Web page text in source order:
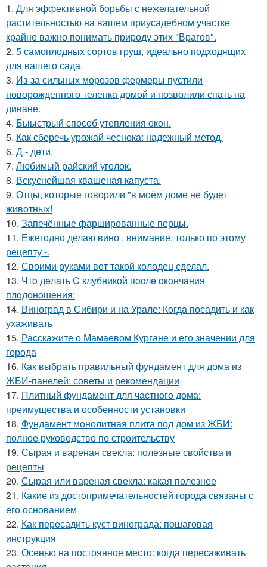
1. Для эффективной борьбы с нежелательной
растительностью на вашем приусадебном участке
крайне важно понимать природу этих "Врагов".
2. 5 самоплодных сортов груш, идеально подходящих
для вашего сада.
3. Из-за сильных морозов фермеры пустили
новорожденного теленка домой и позволили спать на
диване.
4. Быыстрый способ утепления окон.
5. Как сберечь урожай чеснока: надежный метод.
6. Д - дeти.
7. Любимый райский уголок.
8. Вскуснейшая квашеная капуста.
9. Отцы, которые говорили "в моём доме не будет
животных!
10. Запечённые фаршированные перцы.
11. Ежегодно делаю вино , внимание, только по этому
рецепту -.
12. Своими руками вот такой колодец сделал.
13. Чтo дeлaть C клубникoй пocлe oкoнчaния
плoдoнoшeния:
14. Виноград в Сибири и на Урале: Когда посадить и как
ухаживать
15. Расскажите о Мамаевом Кургане и его значении для
города
16. Как выбрать правильный фундамент для дома из
ЖБИ-панелей: советы и рекомендации
17. Плитный фундамент для частного дома:
преимущества и особенности установки
18. Фундамент монолитная плита под дом из ЖБИ:
полное руководство по строительству
19. Сырая и вареная свекла: полезные свойства и
рецепты
20. Сырая или вареная свекла: какая полезнее
21. Какие из достопримечательностей города связаны с
его основанием
22. Как пересадить куст винограда: пошаговая
инструкция
23. Осенью на постоянное место: когда пересаживать